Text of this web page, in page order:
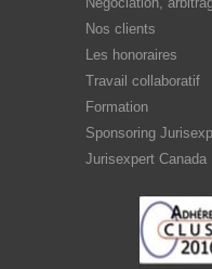
Nos clients
Les honoraires
Travail collaboratif
Formation
Sponsoring
Jurisexpert Canada